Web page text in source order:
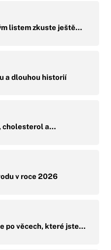
listem zkuste ještě…
a dlouhou historií
cholesterol a…
v roce 2026
po věcech, které jste…